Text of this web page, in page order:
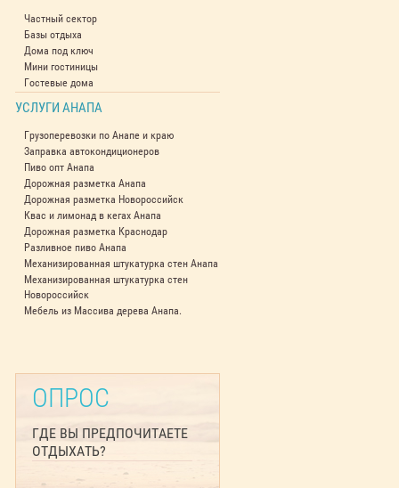
Частный сектор
Базы отдыха
Дома под ключ
Мини гостиницы
Гостевые дома
УСЛУГИ АНАПА
Грузоперевозки по Анапе и краю
Заправка автокондиционеров
Пиво опт Анапа
Дорожная разметка Анапа
Дорожная разметка Новороссийск
Квас и лимонад в кегах Анапа
Дорожная разметка Краснодар
Разливное пиво Анапа
Механизированная штукатурка стен Анапа
Механизированная штукатурка стен
Новороссийск
Мебель из Массива дерева Анапа.
ОПРОС
ГДЕ ВЫ ПРЕДПОЧИТАЕТЕ
ОТДЫХАТЬ?